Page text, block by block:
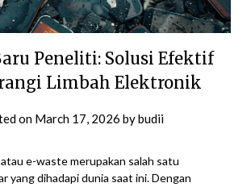
Peneliti: Solusi Efektif
Limbah Elektronik
on March 17, 2026 bybudii
e-waste merupakan salah satu
yang dihadapi dunia saat ini. Dengan